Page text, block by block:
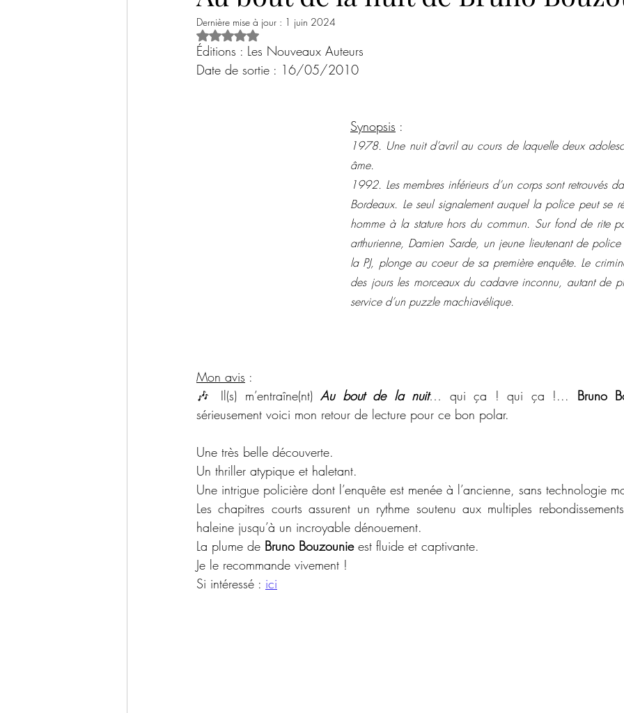
Thriller psychologique
Livre jeunesse Documentaire / Sciences criminelles
Noires Brumes
Dernière mise à jour : 1 juin 2024
Noté NaN étoiles sur 5.
Éditions : Les Nouveaux Auteurs
Date de sortie : 16/05/2010
Synopsis :
1978. Une nuit d’avril au cours de laquelle deux
âme.
1992. Les membres inférieurs d’un corps sont retrouvés
Bordeaux. Le seul signalement auquel la police peut se
homme à la stature hors du commun. Sur fond de rite
arthurienne, Damien Sarde, un jeune lieutenant de police
la PJ, plonge au coeur de sa première enquête. Le
des jours les morceaux du cadavre inconnu, autant de
service d’un puzzle machiavélique.
Mon avis :
🎶 Il(s) m’entraîne(nt) Au bout de la nuit… qui ça ! qui ça !... Bruno
sérieusement voici mon retour de lecture pour ce bon polar.
Une très belle découverte.
Un thriller atypique et haletant.
Une intrigue policière dont l’enquête est menée à l’ancienne, sans technologie
Les chapitres courts assurent un rythme soutenu aux multiples
haleine jusqu’à un incroyable dénouement.
La plume de Bruno Bouzounie est fluide et captivante.
Je le recommande vivement !
Si intéressé : ici